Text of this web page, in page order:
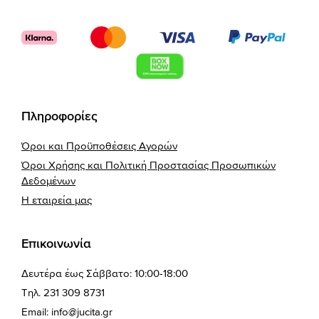
Πληροφορίες
Όροι και Προϋποθέσεις Αγορών
Όροι Χρήσης και Πολιτική Προστασίας Προσωπικών
Δεδομένων
Η εταιρεία μας
Επικοινωνία
Δευτέρα έως Σάββατο: 10:00-18:00
Τηλ. 231 309 8731
Email: info@jucita.gr